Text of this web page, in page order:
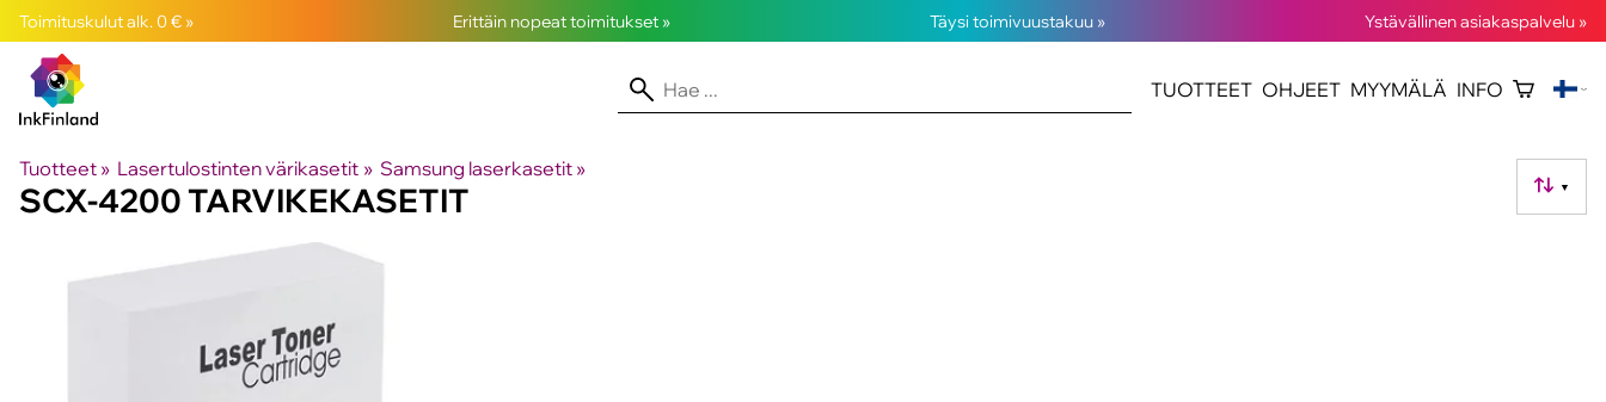
Toimituskulut alk. 0 € » Erittäin nopeat toimitukset » Täysi toimivuustakuu » Ystävällinen asiakaspalvelu »
TUOTTEET OHJEET MYYMÄLÄ INFO
Tuotteet ‪» Lasertulostinten värikasetit ‪» Samsung laserkasetit ‪»
▼
SCX-4200 TARVIKEKASETIT